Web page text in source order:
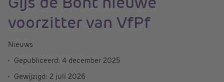
voorzitter van VfPf
Nieuws
Gepubliceerd: 4 december 2025
Gewijzigd: 2 juli 2026